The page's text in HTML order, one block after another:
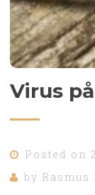
Virus
Posted on
by